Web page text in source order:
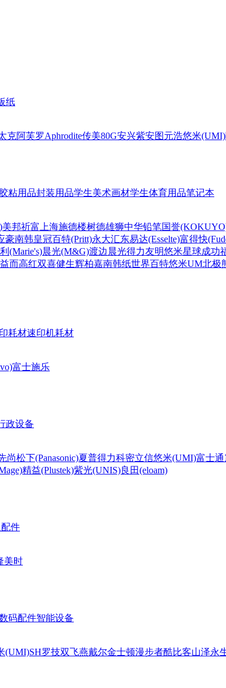
纸
克阿芙罗Aphrodite传美80G安兴紫安图元浩悠米(UMI)
胶粘用品封装用品学生美术画材学生体育用品笔记本
美邦祈富 上海施德楼树德雄狮中华铅笔国誉
豪南韩皇冠百特(Pritt)永大汇东易达(Esselte)富得快
(Marie's)晨光(M&G)渡边 晨光得力友明悠米星球成功
益而高红双喜健生辉柏嘉南韩纸世界百特悠米UM北极
耗材速印机耗材
富士施乐
政设备
尚松下(Panasonic)夏普得力科密立信悠米(UMI)富士通
精益(Plustek)紫光(UNIS)良田(eloam)
件
美时
码配件智能设备
(UMI)SH罗技双飞燕戴尔金士顿漫步者酷比客山泽永